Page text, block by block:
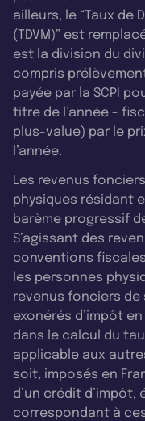
ailleurs, le “Taux de
(TDVM)” est
est la division du
compris
payée par la SCPI
titre de l’année -
plus-value) par le
l’année.
Les revenus
physiques résidant
barème progressif
S’agissant des
conventions
les personnes
revenus fonciers
exonérés d’impôt
dans le calcul du
applicable aux
soit, imposés en
d’un crédit d’impôt,
correspondant à